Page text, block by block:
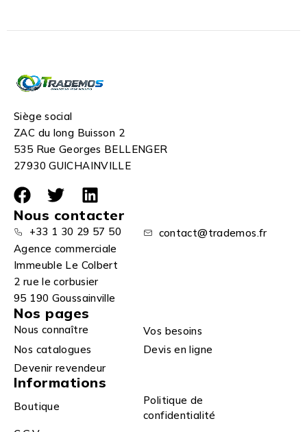
Siège social
ZAC du long Buisson 2
535 Rue Georges BELLENGER
27930 GUICHAINVILLE
Nous contacter
+33 1 30 29 57 50
contact@trademos.fr
Agence commerciale
Immeuble Le Colbert
2 rue le corbusier
95 190 Goussainville
Nos pages
Nous connaître
Vos besoins
Nos catalogues
Devis en ligne
Devenir revendeur
Informations
Boutique
Politique de
confidentialité